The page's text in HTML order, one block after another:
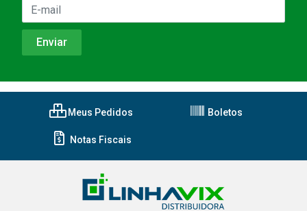
Meus Pedidos Boletos
Notas Fiscais